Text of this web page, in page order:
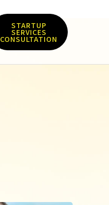
STARTUP
SERVICES
CONSULTATION